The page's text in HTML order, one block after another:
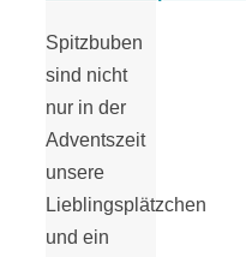
Spitzbuben
sind nicht
nur in der
Adventszeit
unsere
Lieblingsplätzchen
und ein